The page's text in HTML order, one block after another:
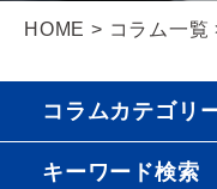
HOME > コラム一覧
コラムカテゴリ
キーワード検索